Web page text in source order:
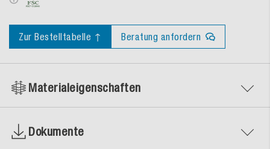
Zur Bestelltabelle ↑ Beratung anfordern
Materialeigenschaften
Dokumente